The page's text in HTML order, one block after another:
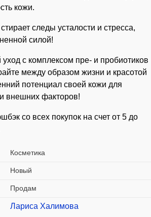
кожи.
следы усталости и стресса,
силой!
с комплексом пре- и пробиотиков
между образом жизни и красотой
потенциал своей кожи для
внешних факторов!
со всех покупок на счет от 5 до
Косметика
Новый
Продам
Лариса Халимова